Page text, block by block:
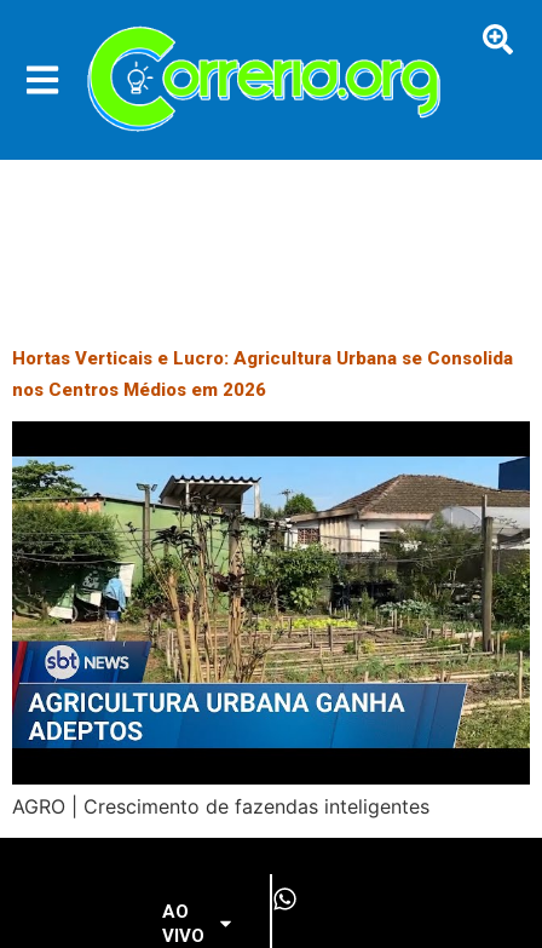
Hortas Verticais e Lucro: Agricultura Urbana se Consolida
nos Centros Médios em 2026
AGRO | Crescimento de fazendas inteligentes
AO
VIVO